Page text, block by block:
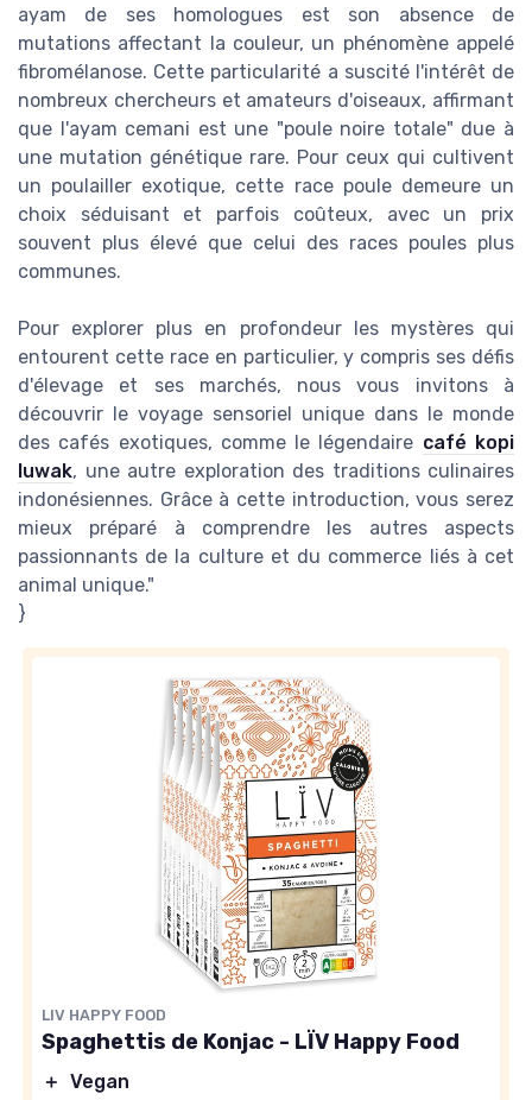
ayam de ses homologues est son absence de
mutations affectant la couleur, un phénomène appelé
fibromélanose. Cette particularité a suscité l'intérêt de
nombreux chercheurs et amateurs d'oiseaux, affirmant
que l'ayam cemani est une "poule noire totale" due à
une mutation génétique rare. Pour ceux qui cultivent
un poulailler exotique, cette race poule demeure un
choix séduisant et parfois coûteux, avec un prix
souvent plus élevé que celui des races poules plus
communes.
Pour explorer plus en profondeur les mystères qui
entourent cette race en particulier, y compris ses défis
d'élevage et ses marchés, nous vous invitons à
découvrir le voyage sensoriel unique dans le monde
des cafés exotiques, comme le légendaire café kopi
luwak, une autre exploration des traditions culinaires
indonésiennes. Grâce à cette introduction, vous serez
mieux préparé à comprendre les autres aspects
passionnants de la culture et du commerce liés à cet
animal unique."
}
LIV HAPPY FOOD
Spaghettis de Konjac - LÏV Happy Food
＋ Vegan